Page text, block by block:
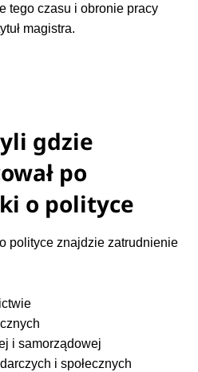
tego czasu i obronie pracy
magistra.
gdzie
po
o polityce
polityce znajdzie zatrudnienie
i samorządowej
i społecznych